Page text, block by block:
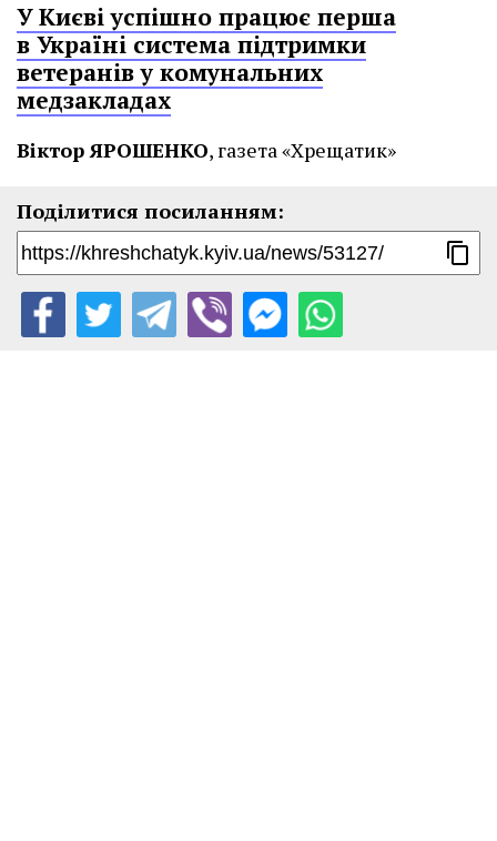
У Києві успішно працює перша
в Україні система підтримки
ветеранів у комунальних
медзакладах
Віктор ЯРОШЕНКО, газета «Хрещатик»